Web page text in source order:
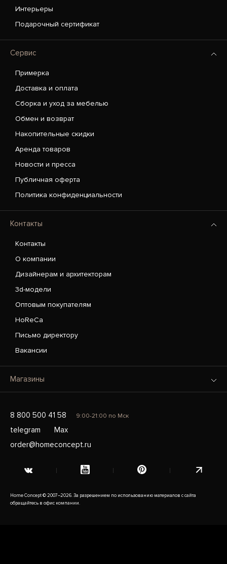
Интерьеры
Подарочный сертификат
Сервис
Примерка
Доставка и оплата
Сборка и уход за мебелью
Обмен и возврат
Накопительные скидки
Аренда товаров
Новости и пресса
Публичная оферта
Политика конфиденциальности
Контакты
Контакты
О компании
Дизайнерам и архитекторам
3d-модели
Оптовым покупателям
HoReCa
Письмо директору
Вакансии
Магазины
8 800 500 41 58 9:00-21:00 по Мск
telegram
Max
order@homeconcept.ru
Home Concept © 2007–2026. За разрешением по использованию материалов с сайта
обращайтесь в офис компании.